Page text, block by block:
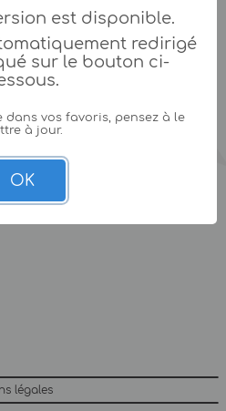
légales
est disponible.
redirigé
sur le bouton ci-
dans vos favoris, pensez à le
à jour.
OK